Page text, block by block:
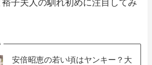
子夫人の馴れ初めに注目してみ
安倍昭恵の若い頃はヤンキー？大